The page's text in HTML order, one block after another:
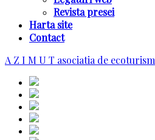
Revista presei
Harta site
Contact
A Z I M U T asociatia de ecoturism